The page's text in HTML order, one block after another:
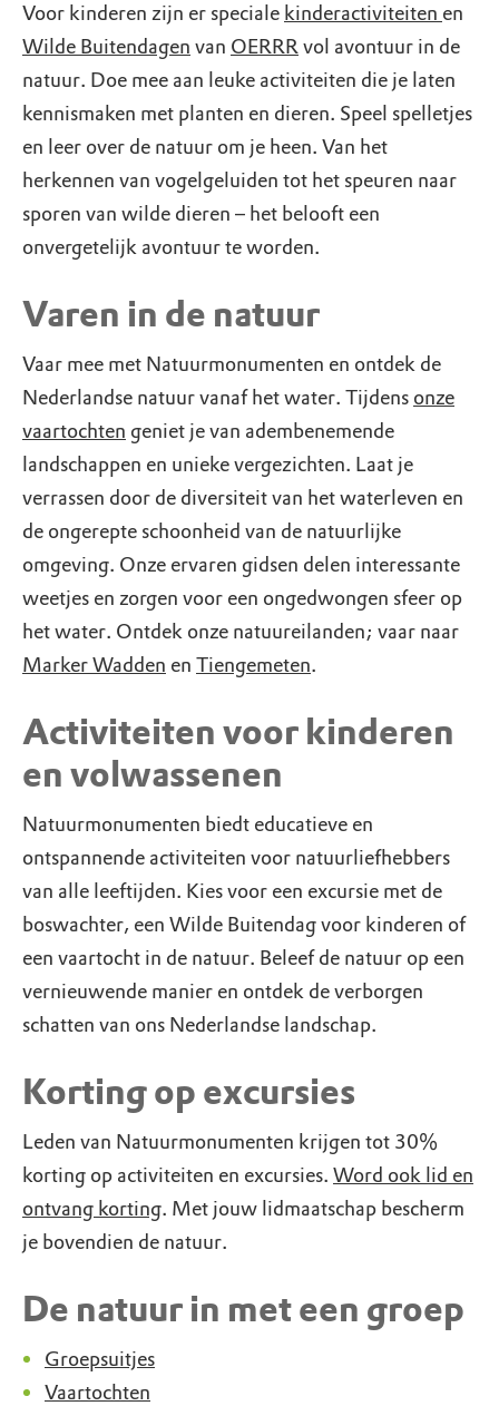
Voor kinderen zijn er speciale kinderactiviteiten en
Wilde Buitendagen van OERRRvol avontuur in de
natuur. Doe mee aan leuke activiteiten die je laten
kennismaken met planten en dieren. Speel spelletjes
en leer over de natuur om je heen. Van het
herkennen van vogelgeluiden tot het speuren naar
sporen van wilde dieren – het belooft een
onvergetelijk avontuur te worden.
Varen in de natuur
Vaar mee met Natuurmonumenten en ontdek de
Nederlandse natuur vanaf het water. Tijdens onze
vaartochten geniet je van adembenemende
landschappen en unieke vergezichten. Laat je
verrassen door de diversiteit van het waterleven en
de ongerepte schoonheid van de natuurlijke
omgeving. Onze ervaren gidsen delen interessante
weetjes en zorgen voor een ongedwongen sfeer op
het water. Ontdek onze natuureilanden; vaar naar
Marker Wadden en Tiengemeten.
Activiteiten voor kinderen
en volwassenen
Natuurmonumenten biedt educatieve en
ontspannende activiteiten voor natuurliefhebbers
van alle leeftijden. Kies voor een excursie met de
boswachter, een Wilde Buitendag voor kinderen of
een vaartocht in de natuur. Beleef de natuur op een
vernieuwende manier en ontdek de verborgen
schatten van ons Nederlandse landschap.
Korting op excursies
Leden van Natuurmonumenten krijgen tot 30%
korting op activiteiten en excursies. Word ook lid en
ontvang korting. Met jouw lidmaatschap bescherm
je bovendien de natuur.
De natuur in met een groep
Groepsuitjes
Vaartochten